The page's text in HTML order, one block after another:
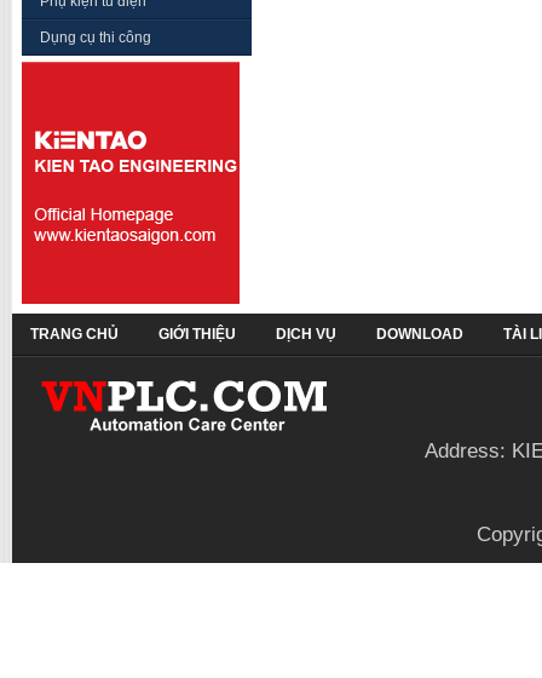
Dụng cụ thi công
TRANG CHỦ GIỚI THIỆU DỊCH VỤ DOWNLOAD TÀI
Address: